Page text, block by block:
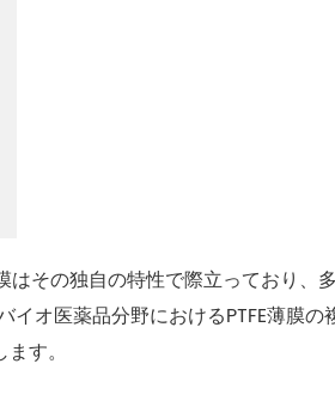
その独自の特性で際立っており、
オ医薬品分野におけるPTFE薄膜の
す。